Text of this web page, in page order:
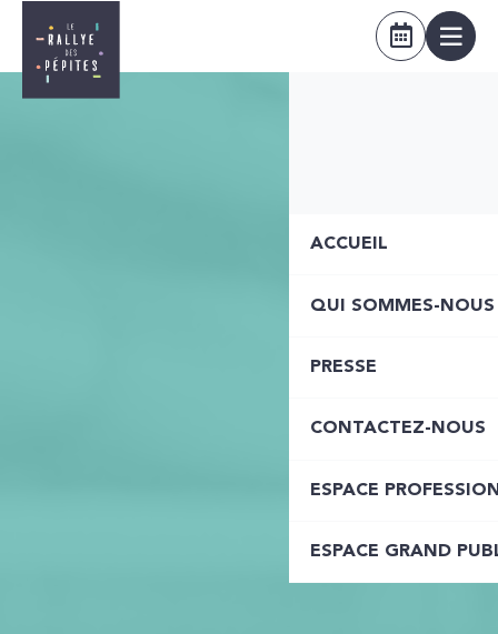
ACCUEIL
QUI SOMMES-NOUS
PRESSE
CONTACTEZ-NOUS
ESPACE
ESPACE GRAND